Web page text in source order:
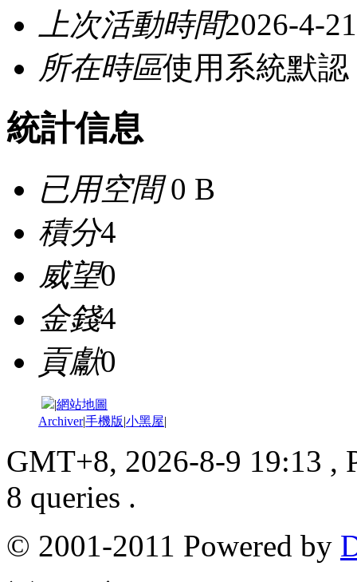
上次活動時間2026-4-
所在時區使用系統默認
統計信息
已用空間0 B
積分4
威望0
金錢4
貢獻0
|網站地圖
Archiver|手機版|小黑屋|
GMT+8, 2026-8-9 19:13 ,
8 queries .
© 2001-2011 Powered by